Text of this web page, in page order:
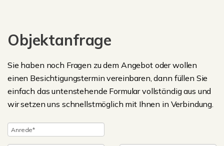
Objektanfrage
Sie haben noch Fragen zu dem Angebot oder wollen
einen Besichtigungstermin vereinbaren, dann füllen Sie
einfach das untenstehende Formular vollständig aus und
wir setzen uns schnellstmöglich mit Ihnen in Verbindung.